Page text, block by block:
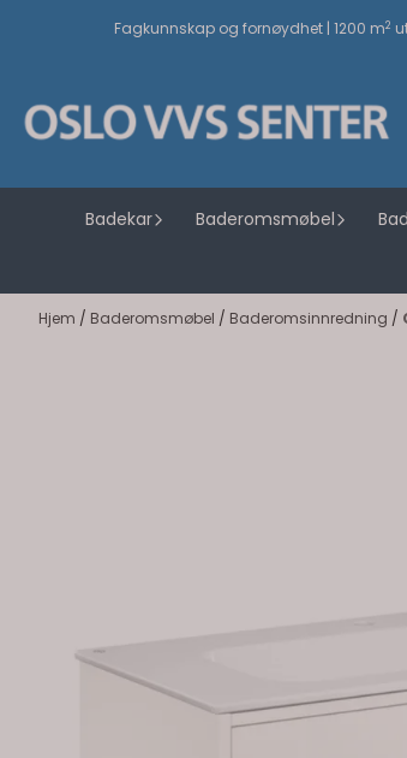
Hopp til innholdFagkunnskap og fornøydhet | 1200 m2
Badekar Baderomsmøbel
Hjem / Baderomsmøbel / Baderomsinnredning /